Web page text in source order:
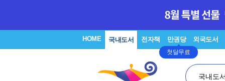
HOME 국내도서 전자책 만권당
첫달무료
외국도서
국내도